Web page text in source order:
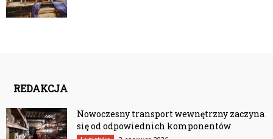
REDAKCJA
Nowoczesny transport wewnętrzny zaczyna
się od odpowiednich komponentów